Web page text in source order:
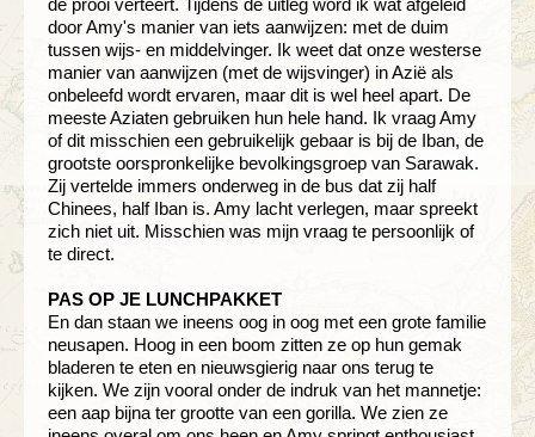
door Amy's manier van iets aanwijzen: met de duim
tussen wijs- en middelvinger. Ik weet dat onze westerse
manier van aanwijzen (met de wijsvinger) in Azië als
onbeleefd wordt ervaren, maar dit is wel heel apart. De
meeste Aziaten gebruiken hun hele hand. Ik vraag Amy
of dit misschien een gebruikelijk gebaar is bij de Iban, de
grootste oorspronkelijke bevolkingsgroep van Sarawak.
Zij vertelde immers onderweg in de bus dat zij half
Chinees, half Iban is. Amy lacht verlegen, maar spreekt
zich niet uit. Misschien was mijn vraag te persoonlijk of
te direct.
PAS OP JE LUNCHPAKKET
En dan staan we ineens oog in oog met een grote familie
neusapen. Hoog in een boom zitten ze op hun gemak
bladeren te eten en nieuwsgierig naar ons terug te
kijken. We zijn vooral onder de indruk van het mannetje:
een aap bijna ter grootte van een gorilla. We zien ze